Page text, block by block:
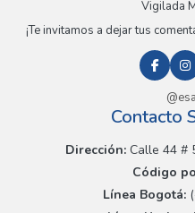
Vigilada
¡Te invitamos a dejar tus
Contacto
Dirección:Calle 44 #
Código
Línea Bogotá: